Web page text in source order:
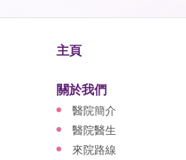
主頁
關於我們
醫院簡介
醫院醫生
來院路線